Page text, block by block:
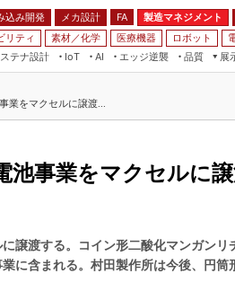
込み開発 メカ設計 FA 製造マネジメント
リティ 素材／化学 医療機器 ロボット
テナ設計
IoT
AI
エッジ逆襲 品質
展
JIMTOF
IIFES
TECHNO-FRONTIER
つながるクルマ
フィールドサービス
組み込み画像技術
組み込みモデリング
業をマクセルに譲渡...
池事業をマクセルに譲
譲渡する。コイン形二酸化マンガンリ
に含まれる。村田製作所は今後、円筒